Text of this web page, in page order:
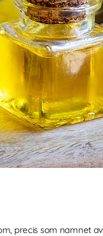
precis som namnet